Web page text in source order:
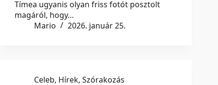
Tímea ugyanis olyan friss fotót posztolt
magáról, hogy…
Mario
2026. január 25.
Celeb, Hírek, Szórakozás